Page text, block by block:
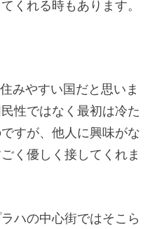
くれる時もあります。
みやすい国だと思いま
性ではなく最初は冷た
すが、他人に興味がな
く優しく接してくれま
ハの中心街ではそこら